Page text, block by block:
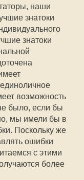
наши
знатоки
знатоки
возможность
было, если бы
мы имели бы в
Поскольку же
ошибки
с этими
более